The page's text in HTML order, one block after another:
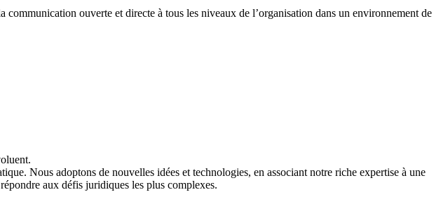
ouverte et directe à tous les niveaux de l’organisation dans un environnement de
Nous adoptons de nouvelles idées et technologies, en associant notre riche expertise à une
aux défis juridiques les plus complexes.